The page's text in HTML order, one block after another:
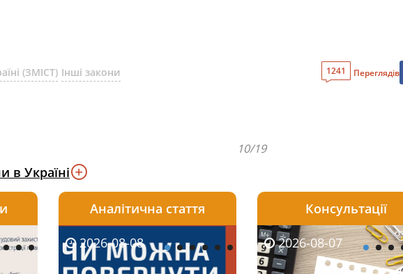
(ЗМІСТ) Інші закони 1241 Переглядів
10/19
в Україні
2026-08-06 2026-08-06
Аналітична стаття
2026-08-08 2026-08-07
Консультації
2026-08-05 2026-08-07
2026-07-30